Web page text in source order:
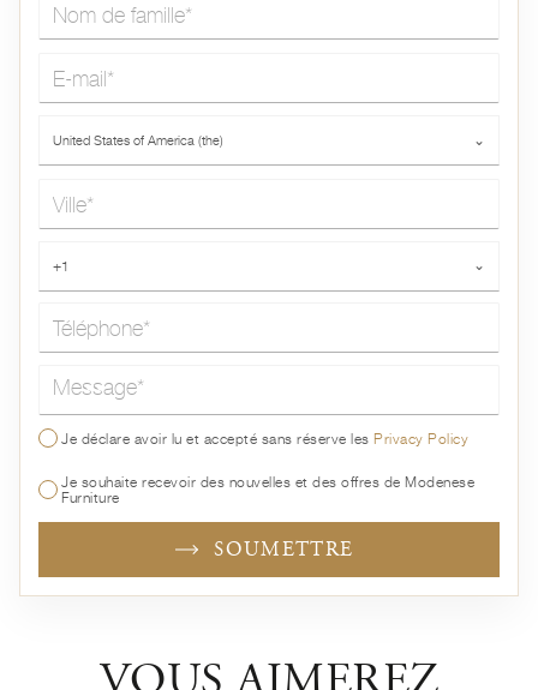
United States of America (the) ⌄
+1 ⌄
Message*
Je déclare avoir lu et accepté sans réserve lesPrivacy Policy
Je souhaite recevoir des nouvelles et des offres de Modenese
Furniture
SOUMETTRE